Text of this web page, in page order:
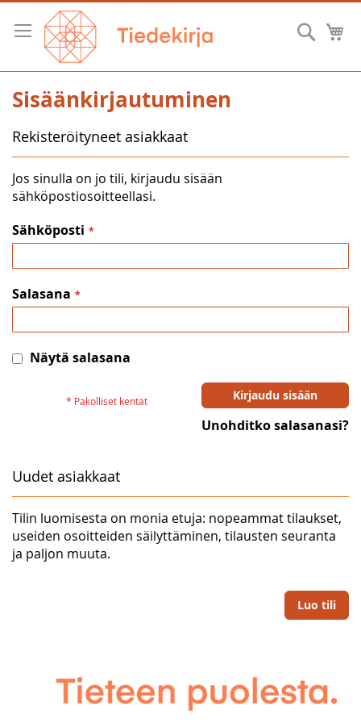
Skip
Content
Hae
Sisäänkirjautuminen
Rekisteröityneet asiakkaat
Jos sinulla on jo tili, kirjaudu sisään
sähköpostiosoitteellasi.
Sähköposti
Salasana
Näytä salasana
Kirjaudu sisään
Unohditko salasanasi?
Uudet asiakkaat
Tilin luomisesta on monia etuja: nopeammat tilaukset,
useiden osoitteiden säilyttäminen, tilausten seuranta
ja paljon muuta.
Luo tili